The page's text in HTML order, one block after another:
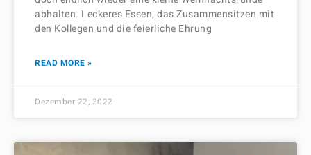
abhalten. Leckeres Essen, das Zusammensitzen mit
den Kollegen und die feierliche Ehrung
READ MORE »
Dezember 22, 2022